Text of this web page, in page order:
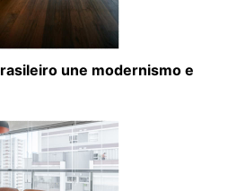
une modernismo e